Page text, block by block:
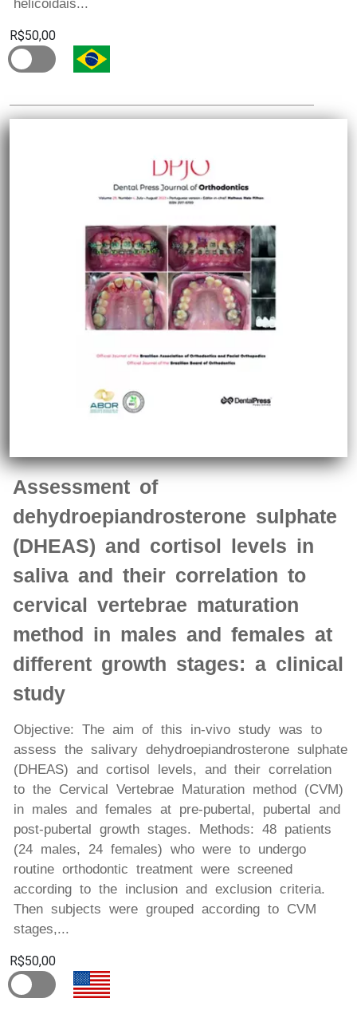
helicoidais...
R$50,00
Assessment of
dehydroepiandrosterone sulphate
(DHEAS) and cortisol levels in
saliva and their correlation to
cervical vertebrae maturation
method in males and females at
different growth stages: a clinical
study
Objective: The aim of this in-vivo study was to
assess the salivary dehydroepiandrosterone sulphate
(DHEAS) and cortisol levels, and their correlation
to the Cervical Vertebrae Maturation method (CVM)
in males and females at pre-pubertal, pubertal and
post-pubertal growth stages. Methods: 48 patients
(24 males, 24 females) who were to undergo
routine orthodontic treatment were screened
according to the inclusion and exclusion criteria.
Then subjects were grouped according to CVM
stages,...
R$50,00